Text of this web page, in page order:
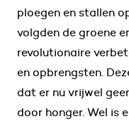
ploegen en stallen
volgden de groene
revolutionaire
en opbrengsten.
dat er nu vrijwel
door honger. Wel is